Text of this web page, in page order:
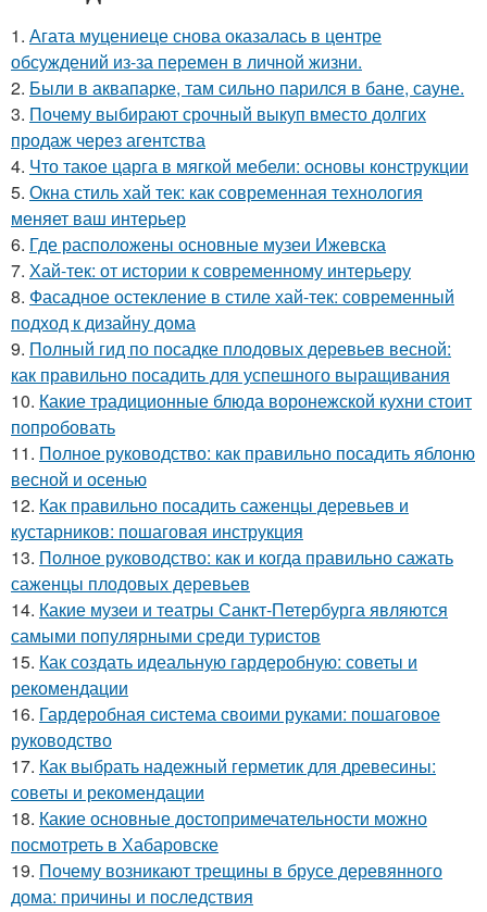
1. Агата муцениеце снова оказалась в центре
обсуждений из-за перемен в личной жизни.
2. Были в аквапарке, там сильно парился в бане, сауне.
3. Почему выбирают срочный выкуп вместо долгих
продаж через агентства
4. Что такое царга в мягкой мебели: основы конструкции
5. Окна стиль хай тек: как современная технология
меняет ваш интерьер
6. Где расположены основные музеи Ижевска
7. Хай-тек: от истории к современному интерьеру
8. Фасадное остекление в стиле хай-тек: современный
подход к дизайну дома
9. Полный гид по посадке плодовых деревьев весной:
как правильно посадить для успешного выращивания
10. Какие традиционные блюда воронежской кухни стоит
попробовать
11. Полное руководство: как правильно посадить яблоню
весной и осенью
12. Как правильно посадить саженцы деревьев и
кустарников: пошаговая инструкция
13. Полное руководство: как и когда правильно сажать
саженцы плодовых деревьев
14. Какие музеи и театры Санкт-Петербурга являются
самыми популярными среди туристов
15. Как создать идеальную гардеробную: советы и
рекомендации
16. Гардеробная система своими руками: пошаговое
руководство
17. Как выбрать надежный герметик для древесины:
советы и рекомендации
18. Какие основные достопримечательности можно
посмотреть в Хабаровске
19. Почему возникают трещины в брусе деревянного
дома: причины и последствия